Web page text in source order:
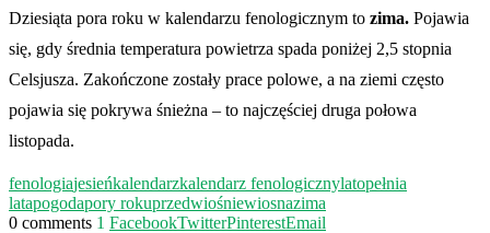
Dziesiąta pora roku w kalendarzu fenologicznym to zima. Pojawia
się, gdy średnia temperatura powietrza spada poniżej 2,5 stopnia
Celsjusza. Zakończone zostały prace polowe, a na ziemi często
pojawia się pokrywa śnieżna – to najczęściej druga połowa
listopada.
fenologiajesieńkalendarzkalendarz fenologicznylatopełnia
latapogodapory rokuprzedwiośniewiosnazima
0 comments 1 FacebookTwitterPinterestEmail